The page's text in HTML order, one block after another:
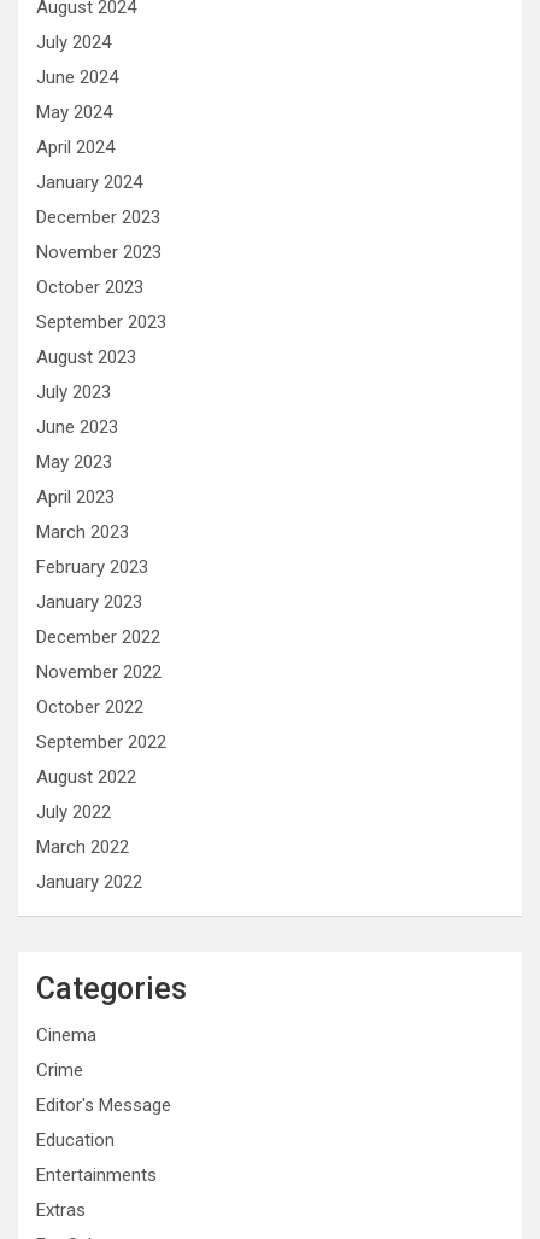
August 2024
July 2024
June 2024
May 2024
April 2024
January 2024
December 2023
November 2023
October 2023
September 2023
August 2023
July 2023
June 2023
May 2023
April 2023
March 2023
February 2023
January 2023
December 2022
November 2022
October 2022
September 2022
August 2022
July 2022
March 2022
January 2022
Categories
Cinema
Crime
Editor's Message
Education
Entertainments
Extras